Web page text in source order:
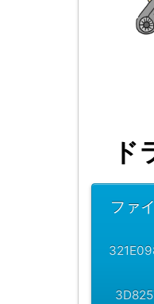
ド
ファ